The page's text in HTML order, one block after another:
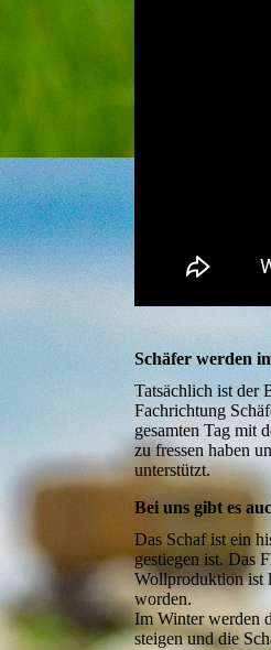
Schäfer werden
Tatsächlich ist der
Fachrichtung
gesamten Tag mit
zu fressen haben
unterstützt.
Bei uns gibt es
Das Schaf ist ein
gestiegen ist. Das
Wollproduktion ist
worden.
Im Winter werden
steigen und die